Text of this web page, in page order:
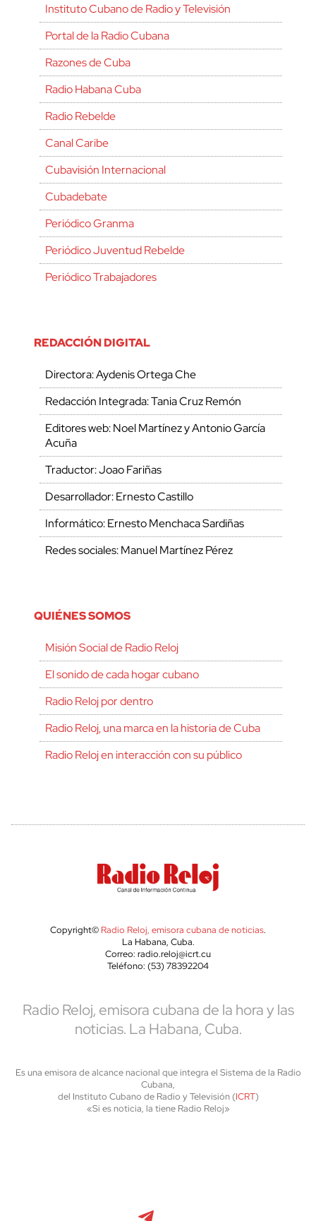
Instituto Cubano de Radio y Televisión
Portal de la Radio Cubana
Razones de Cuba
Radio Habana Cuba
Radio Rebelde
Canal Caribe
Cubavisión Internacional
Cubadebate
Periódico Granma
Periódico Juventud Rebelde
Periódico Trabajadores
REDACCIÓN DIGITAL
Directora: Aydenis Ortega Che
Redacción Integrada: Tania Cruz Remón
Editores web: Noel Martínez y Antonio García
Acuña
Traductor: Joao Fariñas
Desarrollador: Ernesto Castillo
Informático: Ernesto Menchaca Sardiñas
Redes sociales: Manuel Martínez Pérez
QUIÉNES SOMOS
Misión Social de Radio Reloj
El sonido de cada hogar cubano
Radio Reloj por dentro
Radio Reloj, una marca en la historia de Cuba
Radio Reloj en interacción con su público
Copyright© Radio Reloj, emisora cubana de noticias.
La Habana, Cuba.
Correo: radio.reloj@icrt.cu
Teléfono: (53) 78392204
Radio Reloj, emisora cubana de la hora y las
noticias. La Habana, Cuba.
Es una emisora de alcance nacional que integra el Sistema de la Radio
Cubana,
del Instituto Cubano de Radio y Televisión (ICRT)
«Si es noticia, la tiene Radio Reloj»